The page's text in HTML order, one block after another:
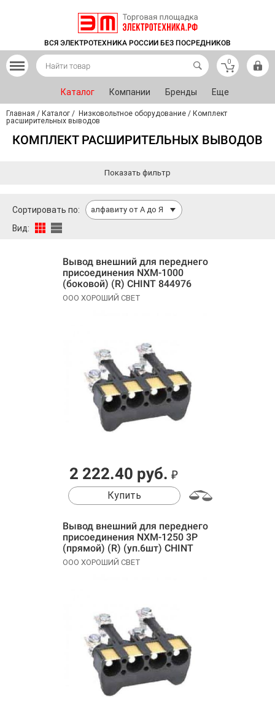
ВСЯ ЭЛЕКТРОТЕХНИКА РОССИИ БЕЗ ПОСРЕДНИКОВ
0
Каталог Компании Бренды Еще
Главная / Каталог / Низковольтное оборудование / Комплект
расширительных выводов
КОМПЛЕКТ РАСШИРИТЕЛЬНЫХ ВЫВОДОВ
Показать фильтр
Сортировать по: алфавиту от А до Я
Вид:
Вывод внешний для переднего
присоединения NXM-1000
(боковой) (R) CHINT 844976
ООО ХОРОШИЙ СВЕТ
2 222.40 руб. ₽
Купить
Вывод внешний для переднего
присоединения NXM-1250 3P
(прямой) (R) (уп.6шт) CHINT
844996
ООО ХОРОШИЙ СВЕТ